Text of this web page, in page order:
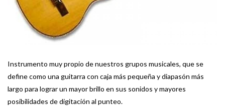
Instrumento muy propio de nuestros grupos musicales, que se
define como una guitarra con caja más pequeña y diapasón más
largo para lograr un mayor brillo en sus sonidos y mayores
posibilidades de digitación al punteo.